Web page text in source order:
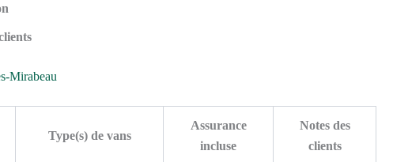
Mirabeau
Type(s) de vans
Assurance
incluse
Notes des
clients